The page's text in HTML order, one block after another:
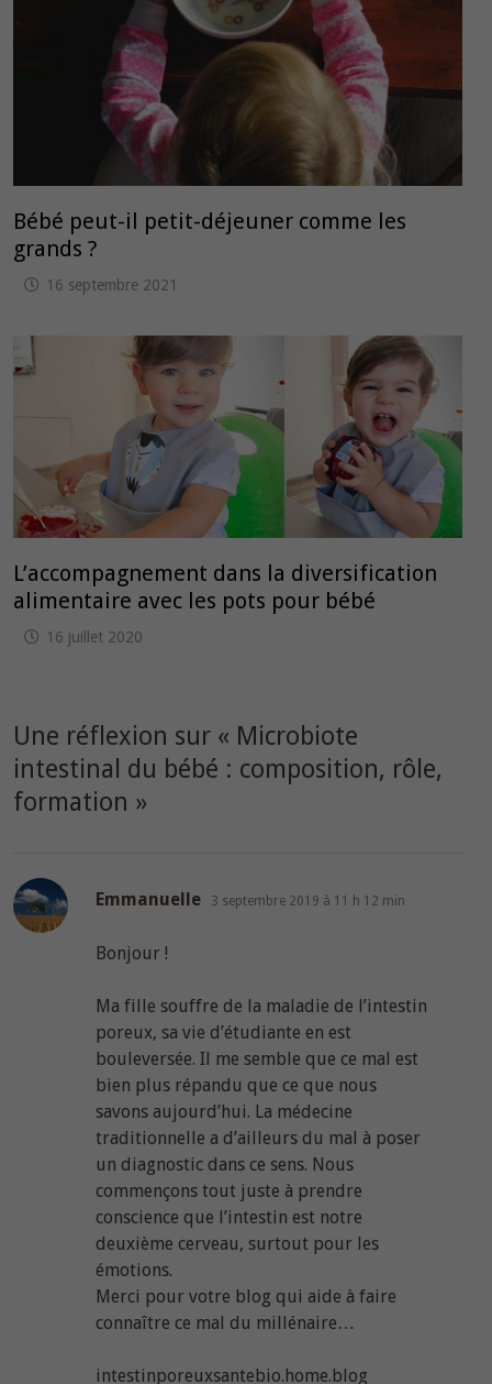
Bébé peut-il petit-déjeuner comme les
grands ?
16 septembre 2021
L’accompagnement dans la diversification
alimentaire avec les pots pour bébé
16 juillet 2020
Une réflexion sur « Microbiote
intestinal du bébé : composition, rôle,
formation »
Emmanuelle dit :
3 septembre 2019 à 11 h 12 min
Bonjour !
Ma fille souffre de la maladie de l’intestin
poreux, sa vie d’étudiante en est
bouleversée. Il me semble que ce mal est
bien plus répandu que ce que nous
savons aujourd’hui. La médecine
traditionnelle a d’ailleurs du mal à poser
un diagnostic dans ce sens. Nous
commençons tout juste à prendre
conscience que l’intestin est notre
deuxième cerveau, surtout pour les
émotions.
Merci pour votre blog qui aide à faire
connaître ce mal du millénaire…
intestinporeuxsantebio.home.blog